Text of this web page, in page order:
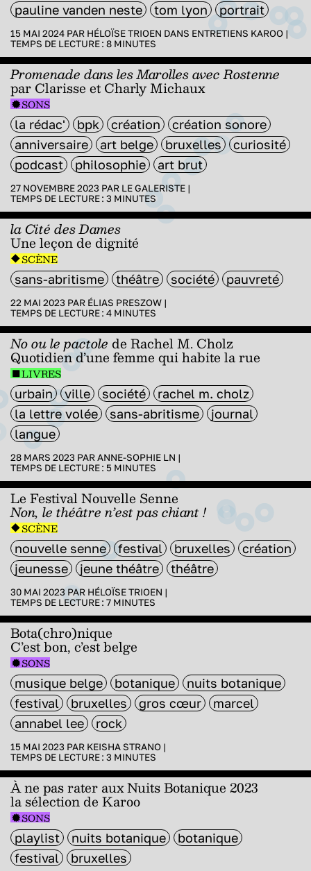
pauline vanden neste
tom lyon portrait
15 MAI 2024 PAR HÉLOÏSE TRIOEN DANS ENTRETIENS KAROO |
TEMPS DE LECTURE : 8 MINUTES
Promenade dans les Marolles avec Rostenne
par Clarisse et Charly Michaux
SONS
la rédac' bpk création
création sonore
anniversaire
art belge bruxelles
curiosité
podcast
philosophie art brut
27 NOVEMBRE 2023 PAR LE GALERISTE |
TEMPS DE LECTURE : 3 MINUTES
la Cité des Dames
Une leçon de dignité
SCÈNE
sans-abritisme théâtre société pauvreté
22 MAI 2023 PAR ÉLIAS PRESZOW |
TEMPS DE LECTURE : 4 MINUTES
No ou le pactole de Rachel M. Cholz
Quotidien d’une femme qui habite la rue
LIVRES
urbain ville société
rachel m. cholz
la lettre volée
sans-abritisme
journal
langue
28 MARS 2023 PARANNE-SOPHIE LN |
TEMPS DE LECTURE : 5 MINUTES
Le Festival Nouvelle Senne
Non, le théâtre n’est pas chiant !
SCÈNE
nouvelle senne festival bruxelles
création
jeunesse
jeune théâtre théâtre
30 MAI 2023 PAR HÉLOÏSE TRIOEN |
TEMPS DE LECTURE : 7 MINUTES
Bota(chro)nique
C’est bon, c’est belge
SONS
musique belge botanique
nuits botanique
festival
bruxelles gros cœur
marcel
annabel lee
rock
15 MAI 2023 PAR KEISHA STRANO |
TEMPS DE LECTURE : 3 MINUTES
À ne pas rater aux Nuits Botanique 2023
la sélection de Karoo
SONS
playlist nuits botanique
botanique
festival
bruxelles